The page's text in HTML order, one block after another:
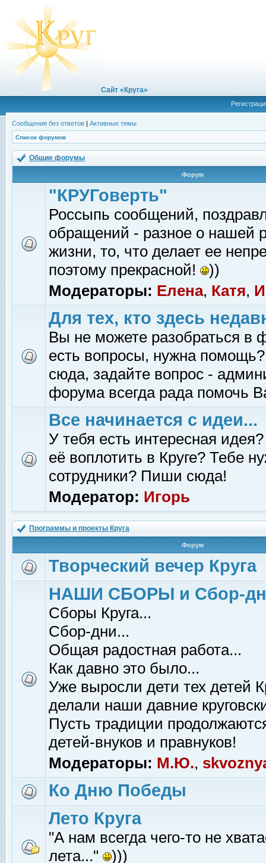
Сайт «Круга»
Сообщения без ответов | Активные темы
Список форумов
Общие форумы
Форум
"КРУГоверть"
Россыпь сообщений,
обращений - разное о нашей
жизни, то, что делает ее
поэтому прекрасной!
))
Модераторы: Елена, Катя,
Для тех, кто здесь
Вы не можете разобраться в
есть вопросы, нужна помощь?
сюда, задайте вопрос -
форума всегда рада помочь
Все начинается с идеи...
У тебя есть интересная
её воплотить в Круге? Тебе
сотрудники? Пиши сюда!
Модератор: Игорь
Программы и проекты Круга
Форум
Творческий вечер Круга
НАШИ СБОРЫ и Сбор-
Сборы Круга...
Сбор-дни...
Общая радостная работа...
Как давно это было...
Уже выросли дети тех детей
делали наши давние
Пусть традиции
детей-внуков и правнуков!
Модераторы: М.Ю.,
Ко Дню Победы
Лето Круга
"А нам всегда чего-то не
лета..."
)))